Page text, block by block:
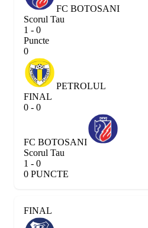
FC BOTOSANI
Scorul Tau
1 - 0
Puncte
0
PETROLUL
FINAL
0 - 0
FC BOTOSANI
Scorul Tau
1 - 0
0 PUNCTE
FINAL